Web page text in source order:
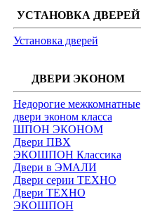
УСТАНОВКА ДВЕРЕЙ
Установка дверей
ДВЕРИ ЭКОНОМ
Недорогие межкомнатные
двери эконом класса
ШПОН ЭКОНОМ
Двери ПВХ
ЭКОШПОН Классика
Двери в ЭМАЛИ
Двери серии ТЕХНО
Двери ТЕХНО
ЭКОШПОН